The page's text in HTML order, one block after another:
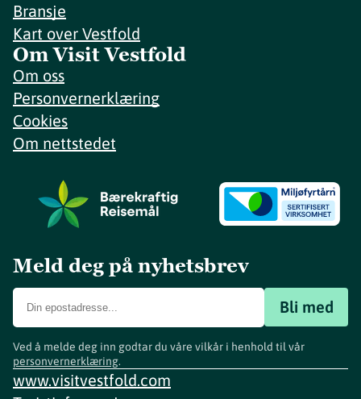
Bransje
Kart over Vestfold
Om Visit Vestfold
Om oss
Personvernerklæring
Cookies
Om nettstedet
Meld deg på nyhetsbrev
Bli med
Ved å melde deg inn godtar du våre vilkår i henhold til vår
personvernerklæring.
www.visitvestfold.com